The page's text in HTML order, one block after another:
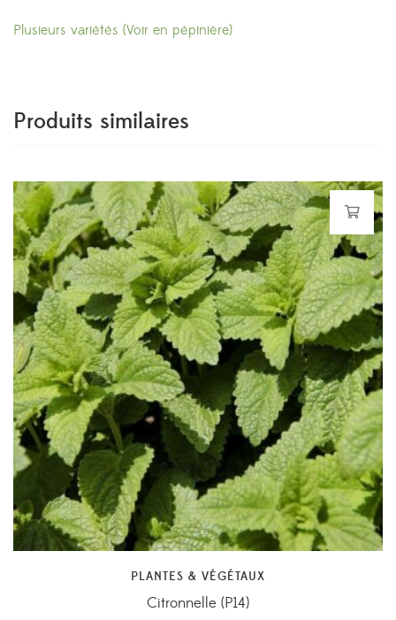
Plusieurs variétés (Voir en pépinière)
Produits similaires
PLANTES & VÉGÉTAUX
Citronnelle (P14)